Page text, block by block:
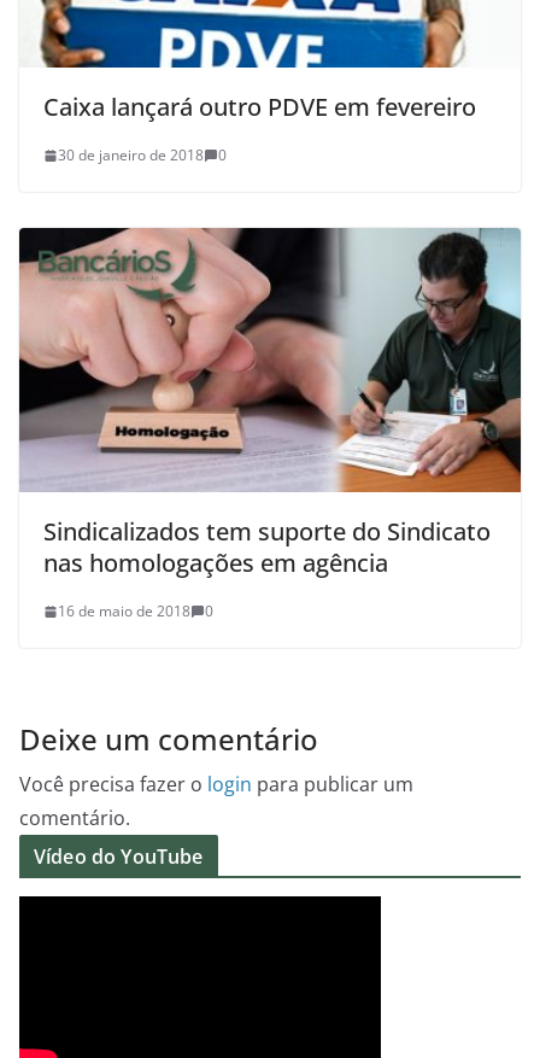
Caixa lançará outro PDVE em fevereiro
30 de janeiro de 2018 0
Sindicalizados tem suporte do Sindicato
nas homologações em agência
16 de maio de 2018 0
Deixe um comentário
Você precisa fazer o login para publicar um
comentário.
Vídeo do YouTube